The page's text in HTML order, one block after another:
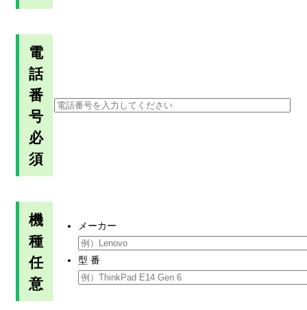
電
話
番
号
必
須
機
種
任
意
メーカー
型 番